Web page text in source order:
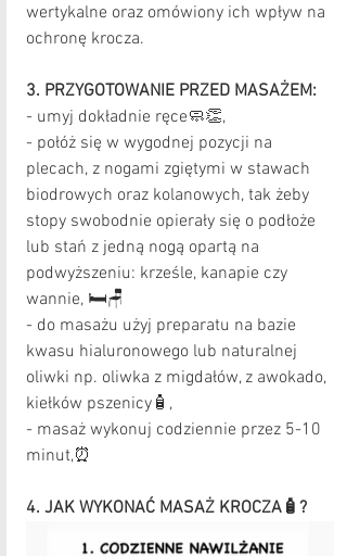
wertykalne oraz omówiony ich wpływ na
ochronę krocza.
3. PRZYGOTOWANIE PRZED MASAŻEM:
- umyj dokładnie ręce🧼👏,
- połóż się w wygodnej pozycji na
plecach, z nogami zgiętymi w stawach
biodrowych oraz kolanowych, tak żeby
stopy swobodnie opierały się o podłoże
lub stań z jedną nogą opartą na
podwyższeniu: krześle, kanapie czy
wannie, 🛏🪑
- do masażu użyj preparatu na bazie
kwasu hialuronowego lub naturalnej
oliwki np. oliwka z migdałów, z awokado,
kiełków pszenicy🧴,
- masaż wykonuj codziennie przez 5-10
minut,⏰
4. JAK WYKONAĆ MASAŻ KROCZA🧴?